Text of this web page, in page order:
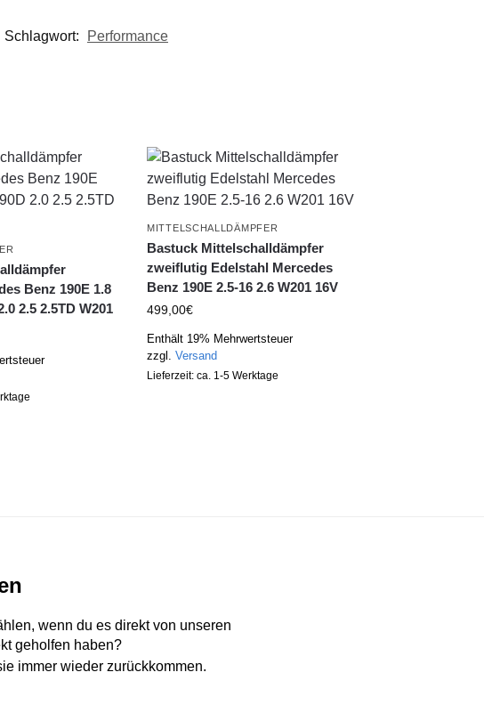
Schlagwort: Performance
Benz 190E 1.8
2.5 2.5TD W201
MITTELSCHALLDÄMPFER
Bastuck Mittelschalldämpfer
zweiflutig Edelstahl Mercedes
Benz 190E 2.5-16 2.6 W201 16V
499,00€
Enthält 19% Mehrwertsteuer
zzgl.Versand
Lieferzeit: ca. 1-5 Werktage
wenn du es direkt von unseren
geholfen haben?
immer wieder zurückkommen.